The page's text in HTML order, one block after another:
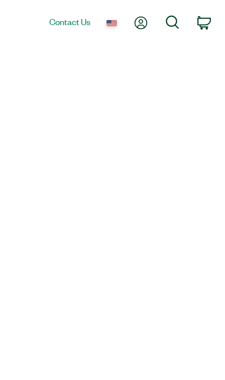
Contact Us My AccountSearch